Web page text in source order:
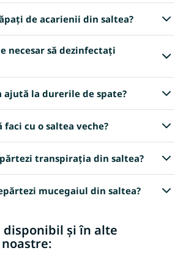
de acarienii din saltea?
necesar să dezinfectați
ajută la durerile de spate?
faci cu o saltea veche?
transpirația din saltea?
mucegaiul din saltea?
disponibil și în alte